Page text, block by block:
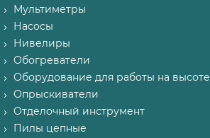
Мультиметры
Насосы
Нивелиры
Обогреватели
Оборудование для работы на высоте
Опрыскиватели
Отделочный инструмент
Пилы цепные